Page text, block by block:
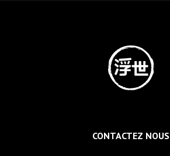
CONTACTEZ NOUS